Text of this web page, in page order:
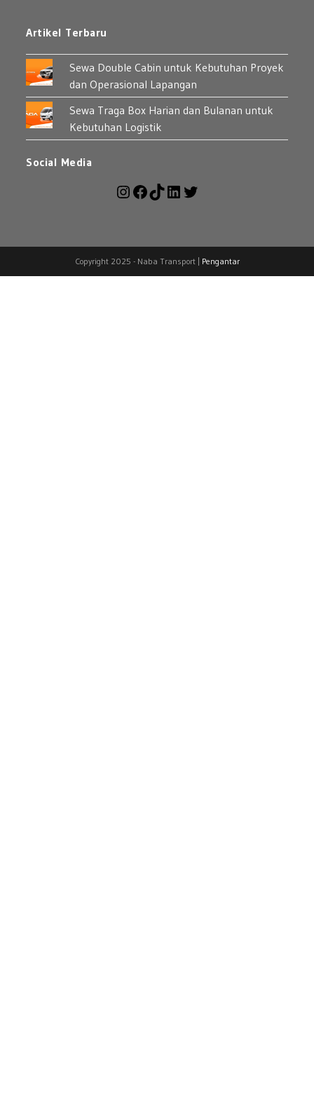
Artikel Terbaru
Sewa Double Cabin untuk Kebutuhan Proyek
dan Operasional Lapangan
Sewa Traga Box Harian dan Bulanan untuk
Kebutuhan Logistik
Social Media
Copyright 2025 - Naba Transport | Pengantar